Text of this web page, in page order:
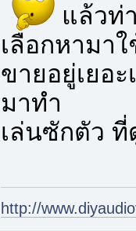
แล้วท่
เลือกหามา
ขายอยู่เยอ
มาทำ
เล่นซักตัว
http://